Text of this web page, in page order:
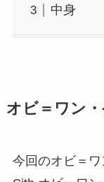
中身
オビ＝ワン
今回のオビ＝